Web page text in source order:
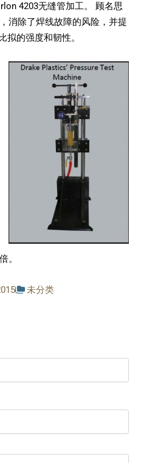
4203无缝管加工。 顾名思
消除了焊线故障的风险，并提
拟的强度和韧性。
。
未分类